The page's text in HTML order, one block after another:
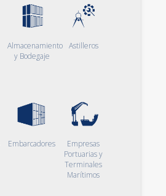
Almacenamiento
y Bodegaje
Astilleros
Embarcadores
Empresas
Portuarias y
Terminales
Marítimos